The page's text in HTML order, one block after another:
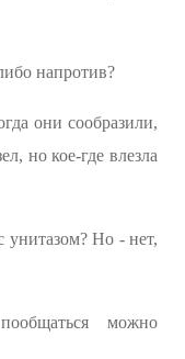
напротив?
они сообразили,
но кое-где влезла
унитазом? Но - нет,
можно